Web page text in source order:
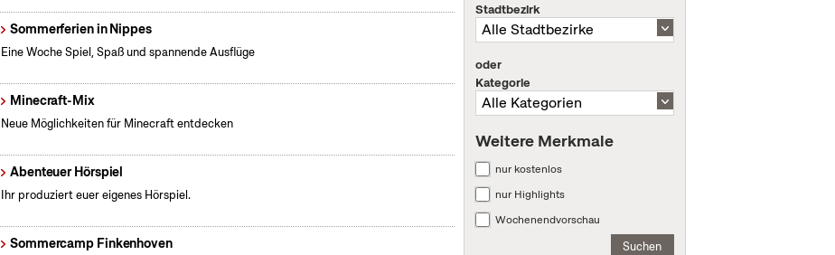
Sommerferien in Nippes
Eine Woche Spiel, Spaß und spannende Ausflüge
Minecraft-Mix
Neue Möglichkeiten für Minecraft entdecken
Abenteuer Hörspiel
Ihr produziert euer eigenes Hörspiel.
Sommercamp Finkenhoven
Stadtbezirk
oder
Kategorie
Weitere Merkmale
nur kostenlos
nur Highlights
Wochenendvorschau
Suchen